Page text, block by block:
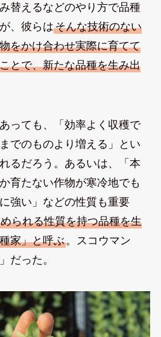
替えるなどのやり方で品種
、彼らはそんな技術のない
をかけ合わせ実際に育てて
とで、新たな品種を生み出
っても、「効率よく収穫で
でのものより増える」とい
るだろう。あるいは、「本
育たない作物が寒冷地でも
強い」などの性質も重要
られる性質を持つ品種を生
家」と呼ぶ。スコウマン
だった。